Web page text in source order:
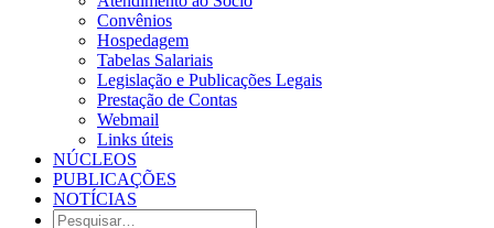
Convênios
Hospedagem
Tabelas Salariais
Legislação e Publicações Legais
Prestação de Contas
Webmail
Links úteis
NÚCLEOS
PUBLICAÇÕES
NOTÍCIAS